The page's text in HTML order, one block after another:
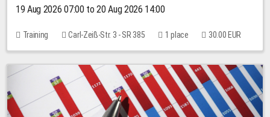
19 Aug 2026 07:00 to 20 Aug 2026 14:00
Training Carl-Zeiß-Str. 3 - SR 385 1 place 30.00 EUR